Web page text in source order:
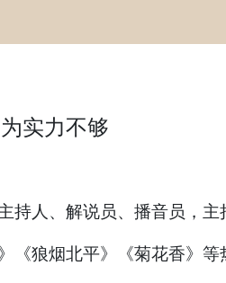
实力不够
持人、解说员、播音员，
《狼烟北平》《菊花香》等